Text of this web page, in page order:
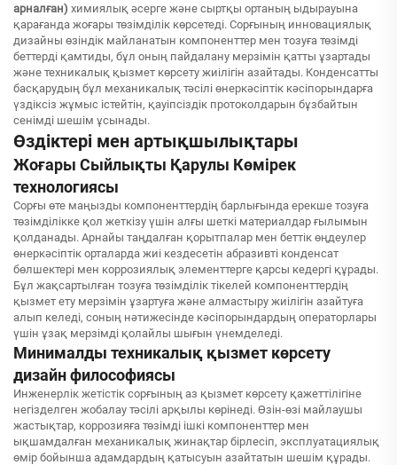
арналған) химиялық әсерге және сыртқы ортаның ыдырауына
қарағанда жоғары төзімділік көрсетеді. Сорғының инновациялық
дизайны өзіндік майланатын компоненттер мен тозуға төзімді
беттерді қамтиды, бұл оның пайдалану мерзімін қатты ұзартады
және техникалық қызмет көрсету жиілігін азайтады. Конденсатты
басқарудың бұл механикалық тәсілі өнеркәсіптік кәсіпорындарға
үздіксіз жұмыс істейтін, қауіпсіздік протоколдарын бұзбайтын
сенімді шешім ұсынады.
Өздіктері мен артықшылықтары
Жоғары Сыйлықты Қарулы Көмірек
технологиясы
Сорғы өте маңызды компоненттердің барлығында ерекше тозуға
төзімділікке қол жеткізу үшін алғы шеткі материалдар ғылымын
қолданады. Арнайы таңдалған қорытпалар мен беттік өңдеулер
өнеркәсіптік орталарда жиі кездесетін абразивті конденсат
бөлшектері мен коррозиялық элементтерге қарсы кедергі құрады.
Бұл жақсартылған тозуға төзімділік тікелей компоненттердің
қызмет ету мерзімін ұзартуға және алмастыру жиілігін азайтуға
алып келеді, соның нәтижесінде кәсіпорындардың операторлары
үшін ұзақ мерзімді қолайлы шығын үнемделеді.
Минималды техникалық қызмет көрсету
дизайн философиясы
Инженерлік жетістік сорғының аз қызмет көрсету қажеттілігіне
негізделген жобалау тәсілі арқылы көрінеді. Өзін-өзі майлаушы
жастықтар, коррозияға төзімді ішкі компоненттер мен
ықшамдалған механикалық жинақтар бірлесіп, эксплуатациялық
өмір бойынша адамдардың қатысуын азайтатын шешім құрады.